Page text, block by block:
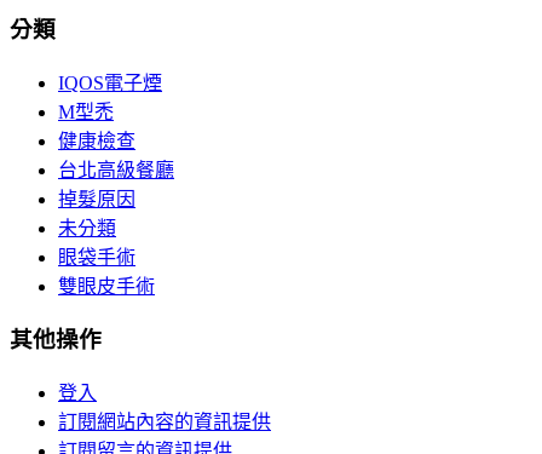
分類
IQOS電子煙
M型禿
健康檢查
台北高級餐廳
掉髮原因
未分類
眼袋手術
雙眼皮手術
其他操作
登入
訂閱網站內容的資訊提供